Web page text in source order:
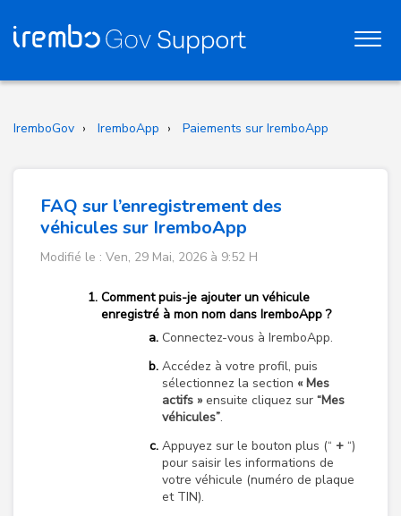
IremboGov IremboApp Paiements sur IremboApp
FAQ sur l’enregistrement des
véhicules sur IremboApp
Modifié le : Ven, 29 Mai, 2026 à 9:52 H
Comment puis-je ajouter un véhicule
enregistré à mon nom dans IremboApp ?
Connectez-vous à IremboApp.
Accédez à votre profil, puis
sélectionnez la section « Mes
actifs » ensuite cliquez sur “Mes
véhicules”.
Appuyez sur le bouton plus (“ + “)
pour saisir les informations de
votre véhicule (numéro de plaque
et TIN).